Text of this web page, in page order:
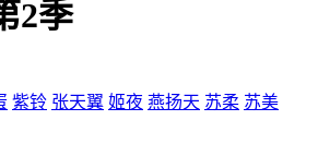
2季
紫铃 张天翼 姬夜 燕扬天 苏柔 苏美